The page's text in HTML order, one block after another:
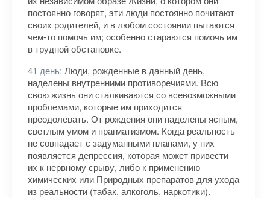
постоянно говорят, эти люди постоянно почитают
своих родителей, и в любом состоянии пытаются
чем-то помочь им; особенно стараются помочь им
в трудной обстановке.
41 день: Люди, рожденные в данный день,
наделены внутренними противоречиями. Всю
свою жизнь они сталкиваются со всевозможными
проблемами, которые им приходится
преодолевать. От рождения они наделены ясным,
светлым умом и прагматизмом. Когда реальность
не совпадает с задуманными планами, у них
появляется депрессия, которая может привести
их к нервному срыву, либо к применению
химических или Природных препаратов для ухода
из реальности (табак, алкоголь, наркотики).